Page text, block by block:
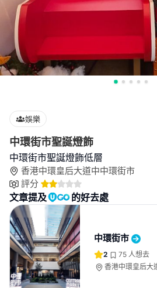
娛樂
中環街市聖誕燈飾
中環街市聖誕燈飾低層
香港中環皇后大道中中環街市
評分
文章提及 的好去處
中環街市
2 75 人想去
香港中環皇后大